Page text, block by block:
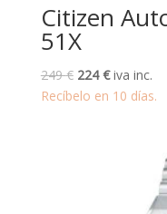
Citizen
51X
249€ El
precio
224€El
precio
iva inc.
Recíbelo en 10 días.